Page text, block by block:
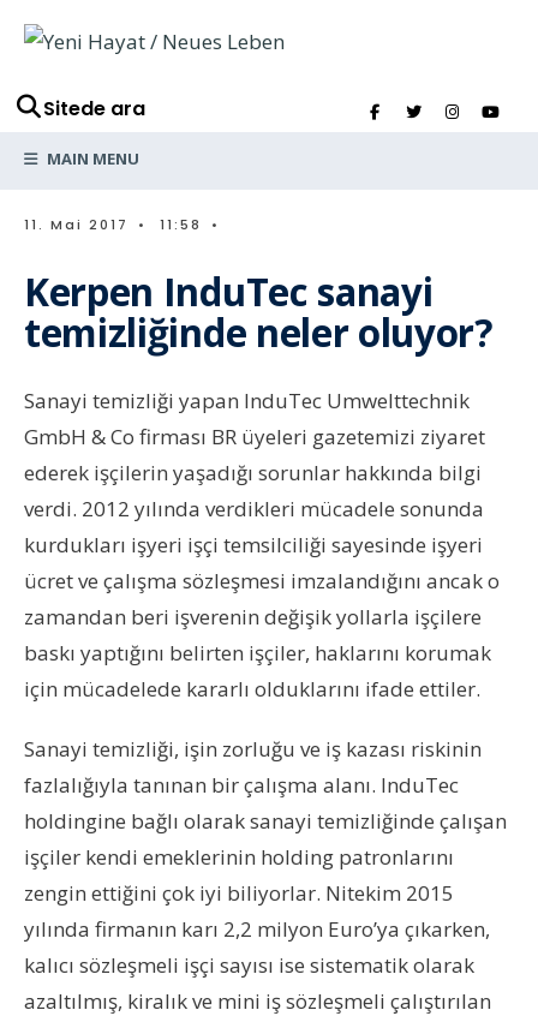
Sitede ara
MAIN MENU
11. Mai 2017 • 11:58 •
Kerpen InduTec sanayi
temizliğinde neler oluyor?
Sanayi temizliği yapan InduTec Umwelttechnik
GmbH & Co firması BR üyeleri gazetemizi ziyaret
ederek işçilerin yaşadığı sorunlar hakkında bilgi
verdi. 2012 yılında verdikleri mücadele sonunda
kurdukları işyeri işçi temsilciliği sayesinde işyeri
ücret ve çalışma sözleşmesi imzalandığını ancak o
zamandan beri işverenin değişik yollarla işçilere
baskı yaptığını belirten işçiler, haklarını korumak
için mücadelede kararlı olduklarını ifade ettiler.
Sanayi temizliği, işin zorluğu ve iş kazası riskinin
fazlalığıyla tanınan bir çalışma alanı. InduTec
holdingine bağlı olarak sanayi temizliğinde çalışan
işçiler kendi emeklerinin holding patronlarını
zengin ettiğini çok iyi biliyorlar. Nitekim 2015
yılında firmanın karı 2,2 milyon Euro’ya çıkarken,
kalıcı sözleşmeli işçi sayısı ise sistematik olarak
azaltılmış, kiralık ve mini iş sözleşmeli çalıştırılan